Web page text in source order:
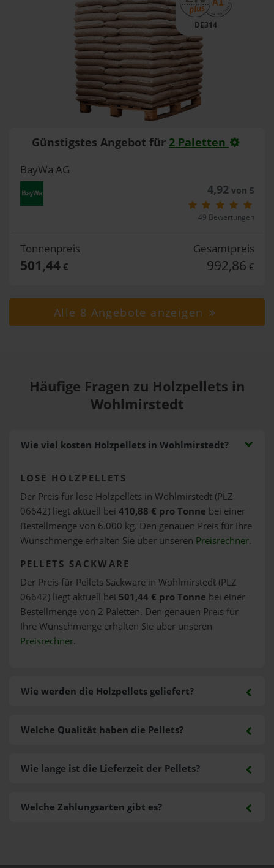
DE314
Günstigstes Angebot für 2 Paletten
BayWa AG
4,92von 5
49 Bewertungen
Tonnenpreis
501,44€
Gesamtpreis
992,86 €
Alle 8 Angebote anzeigen
Häufige Fragen zu Holzpellets in
Wohlmirstedt
Wie viel kosten Holzpellets in Wohlmirstedt?
LOSE HOLZPELLETS
Der Preis für lose Holzpellets in Wohlmirstedt (PLZ
06642) liegt aktuell bei 410,88 € pro Tonne bei einer
Bestellmenge von 6.000 kg. Den genauen Preis für Ihre
Wunschmenge erhalten Sie über unseren Preisrechner.
PELLETS SACKWARE
Der Preis für Pellets Sackware in Wohlmirstedt (PLZ
06642) liegt aktuell bei 501,44 € pro Tonne bei einer
Bestellmenge von 2 Paletten. Den genauen Preis für
Ihre Wunschmenge erhalten Sie über unseren
Preisrechner.
Wie werden die Holzpellets geliefert?
Welche Zahlungsarten gibt es?
Welche Qualität haben die Pellets?
Wie lange ist die Lieferzeit der Pellets?